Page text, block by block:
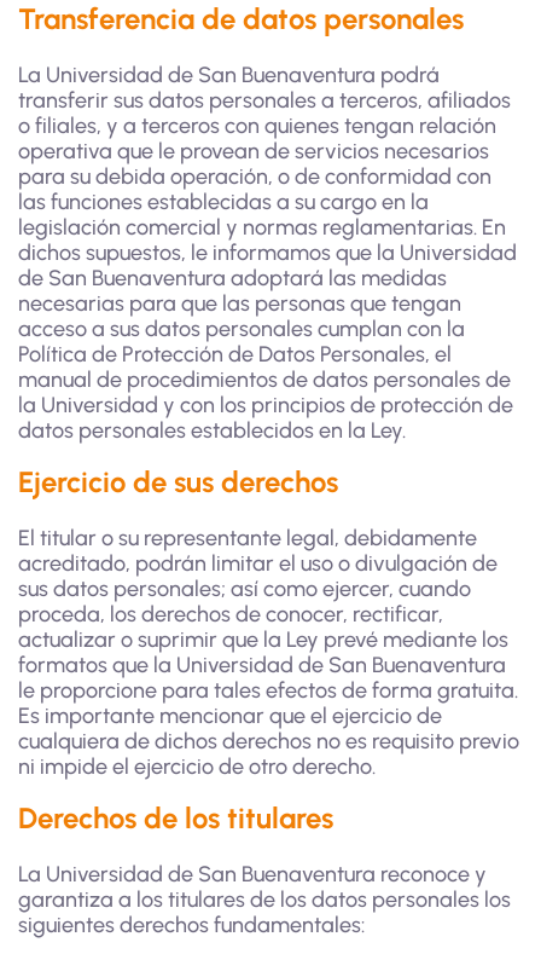
Transferencia de datos personales
La Universidad de San Buenaventura podrá
transferir sus datos personales a terceros, afiliados
o filiales, y a terceros con quienes tengan relación
operativa que le provean de servicios necesarios
para su debida operación, o de conformidad con
las funciones establecidas a su cargo en la
legislación comercial y normas reglamentarias. En
dichos supuestos, le informamos que la Universidad
de San Buenaventura adoptará las medidas
necesarias para que las personas que tengan
acceso a sus datos personales cumplan con la
Política de Protección de Datos Personales, el
manual de procedimientos de datos personales de
la Universidad y con los principios de protección de
datos personales establecidos en la Ley.
Ejercicio de sus derechos
El titular o su representante legal, debidamente
acreditado, podrán limitar el uso o divulgación de
sus datos personales; así como ejercer, cuando
proceda, los derechos de conocer, rectificar,
actualizar o suprimir que la Ley prevé mediante los
formatos que la Universidad de San Buenaventura
le proporcione para tales efectos de forma gratuita.
Es importante mencionar que el ejercicio de
cualquiera de dichos derechos no es requisito previo
ni impide el ejercicio de otro derecho.
Derechos de los titulares
La Universidad de San Buenaventura reconoce y
garantiza a los titulares de los datos personales los
siguientes derechos fundamentales: